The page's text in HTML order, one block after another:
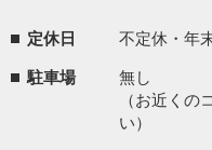
定休日
不定休・年
駐車場
無し
（お近くの
い）